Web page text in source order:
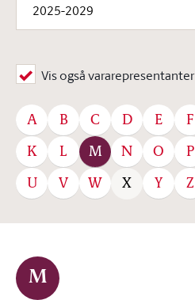
2025-2029
Vis også vararepresentanter
A B C D E F
K L M N O P
U V W X Y Z
M